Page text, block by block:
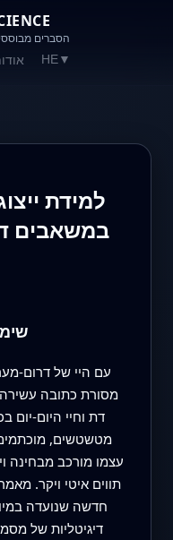
הסברים
HE▼
למידת
במשאבים
עם היי של
מסורת כתובה
דת וחיי
מטשטשים,
עצמו מורכב מבחינה
תווים איטי ויקר.
חדשה שנועדה
דיגיטליות של